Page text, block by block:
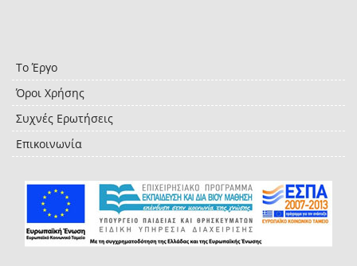
Το Έργο
Όροι Χρήσης
Συχνές Ερωτήσεις
Επικοινωνία